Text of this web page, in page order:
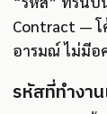
Contract —
อารมณ์ ไม่มีอ
รหัสที่ทำงา